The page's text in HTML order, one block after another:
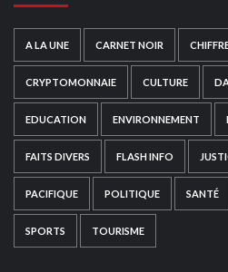
A LA UNE CARNET NOIR
CRYPTOMONNAIE CULTURE
EDUCATION ENVIRONNEMENT
FAITS DIVERS FLASH INFO
PACIFIQUE POLITIQUE SANTÉ
SPORTS TOURISME